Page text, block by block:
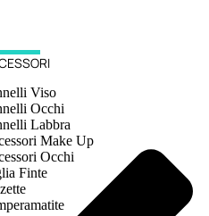
Viso
Occhi
Labbra
Make Up
Occhi
Finte